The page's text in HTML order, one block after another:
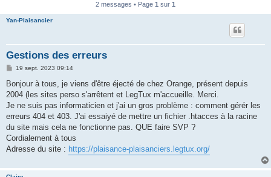
2 messages • Page 1 sur 1
Yan-Plaisancier
Gestions des erreurs
M
s
a
g
19 sept. 2023 09:14
Bonjour à tous, je viens d'être éjecté de chez Orange, présent depuis
2004 (les sites perso s'arrêtent et LegTux m'accueille. Merci.
Je ne suis pas informaticien et j'ai un gros problème : comment gérér les
erreurs 404 et 403. J'ai essaiyé de mettre un fichier .htacces à la racine
du site mais cela ne fonctionne pas. QUE faire SVP ?
Cordialement à tous
Adresse du site : https://plaisance-plaisanciers.legtux.org/